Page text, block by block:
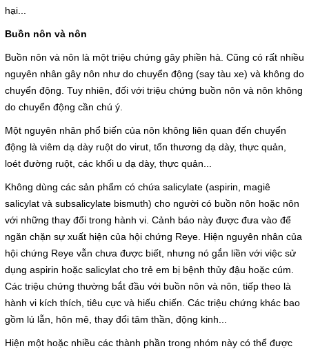
hại...
Buồn nôn và nôn
Buồn nôn và nôn là một triệu chứng gây phiền hà. Cũng có rất nhiều
nguyên nhân gây nôn như do chuyển động (say tàu xe) và không do
chuyển động. Tuy nhiên, đối với triệu chứng buồn nôn và nôn không
do chuyển động cần chú ý.
Một nguyên nhân phổ biến của nôn không liên quan đến chuyển
động là viêm dạ dày ruột do virut, tổn thương dạ dày, thực quản,
loét đường ruột, các khối u dạ dày, thực quản...
Không dùng các sản phẩm có chứa salicylate (aspirin, magiê
salicylat và subsalicylate bismuth) cho người có buồn nôn hoặc nôn
với những thay đổi trong hành vi. Cảnh báo này được đưa vào để
ngăn chặn sự xuất hiện của hội chứng Reye. Hiện nguyên nhân của
hội chứng Reye vẫn chưa được biết, nhưng nó gắn liền với việc sử
dụng aspirin hoặc salicylat cho trẻ em bị bệnh thủy đậu hoặc cúm.
Các triệu chứng thường bắt đầu với buồn nôn và nôn, tiếp theo là
hành vi kích thích, tiêu cực và hiếu chiến. Các triệu chứng khác bao
gồm lú lẫn, hôn mê, thay đổi tâm thần, động kinh...
Hiện một hoặc nhiều các thành phần trong nhóm này có thể được
Cấp cứu (24/24)
(08) 3710 1445
Email
bvdkhocmon@gmail.com
COPYRIGHT 2015. ALL RIGHTS RESERVED